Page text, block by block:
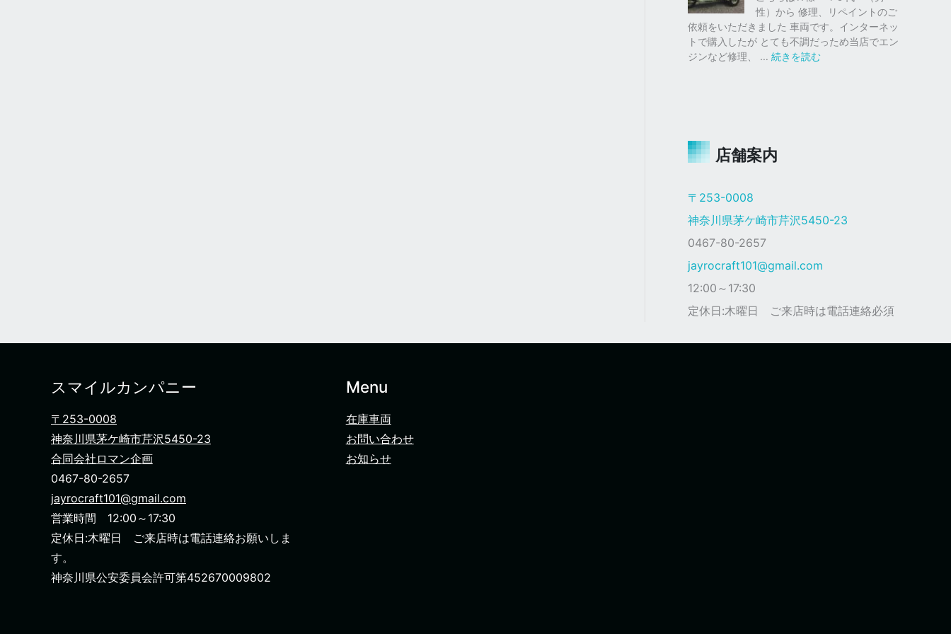
仕
様
ク
ス
塗
性）から 修理、リペイントのご
依頼をいただきました 車両です。インターネッ
トで購入したが とても不調だっため当店でエン
ジンなど修理、 … 続きを読む:
店舗案内
〒253-0008
神奈川県茅ケ崎市芹沢5450-23
0467-80-2657
jayrocraft101@gmail.com
12:00～17:30
定休日:木曜日 ご来店時は電話連絡必須
スマイルカンパニー
〒253-0008
神奈川県茅ケ崎市芹沢5450-23
合同会社ロマン企画
0467-80-2657
jayrocraft101@gmail.com
営業時間 12:00～17:30
定休日:木曜日 ご来店時は電話連絡お願いしま
す。
神奈川県公安委員会許可第452670009802
Menu
在庫車両
お問い合わせ
お知らせ